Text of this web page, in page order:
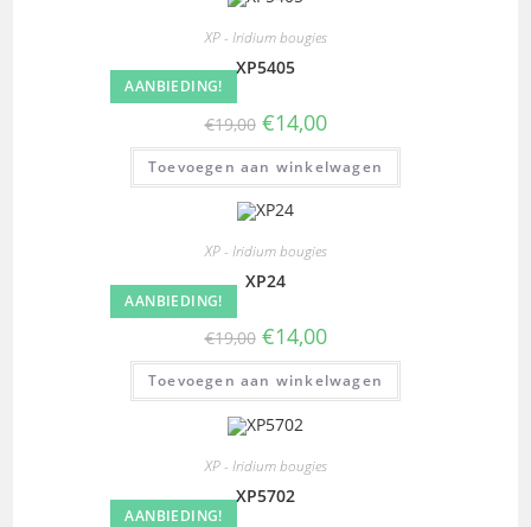
AANBIEDING!
XP - Iridium bougies
XP5405
€19,00 €14,00
Toevoegen aan winkelwagen
AANBIEDING!
XP - Iridium bougies
XP24
€19,00 €14,00
Toevoegen aan winkelwagen
AANBIEDING!
XP - Iridium bougies
XP5702